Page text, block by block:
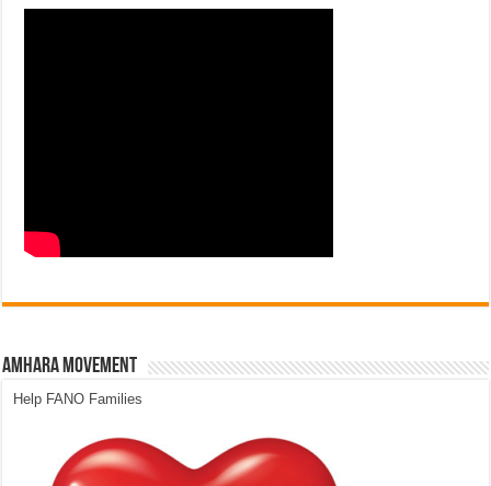
Amhara Movement
Help FANO Families